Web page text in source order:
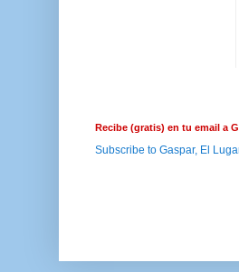
Recibe (gratis) en tu email a
Subscribe to Gaspar, El